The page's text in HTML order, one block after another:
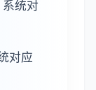
统对
对应